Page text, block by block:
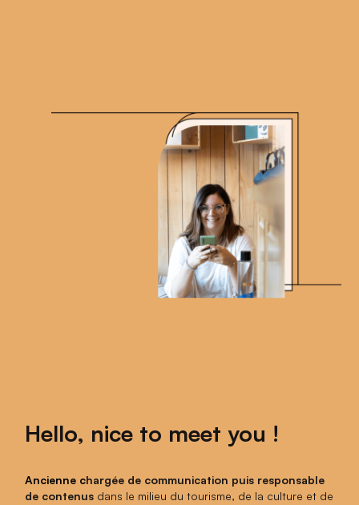
Hello, nice to meet you !
Ancienne chargée de communication puis responsable
de contenus dans le milieu du tourisme, de la culture et de